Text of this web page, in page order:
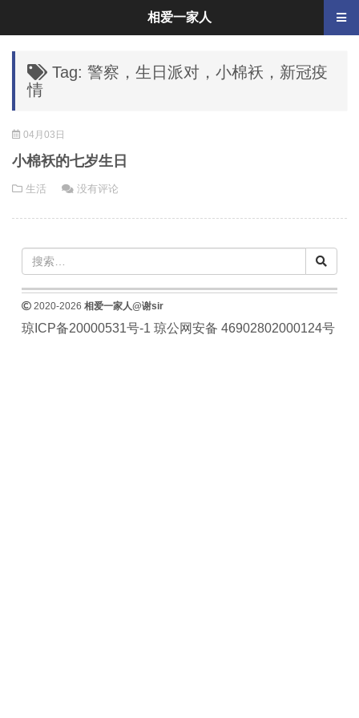
Tag: 警察，生日派对，小棉袄，新冠疫
情
04月03日
小棉袄的七岁生日
生活 没有评论
2020-2026 相爱一家人@谢sir
琼ICP备20000531号-1 琼公网安备 46902802000124号
相爱一家人